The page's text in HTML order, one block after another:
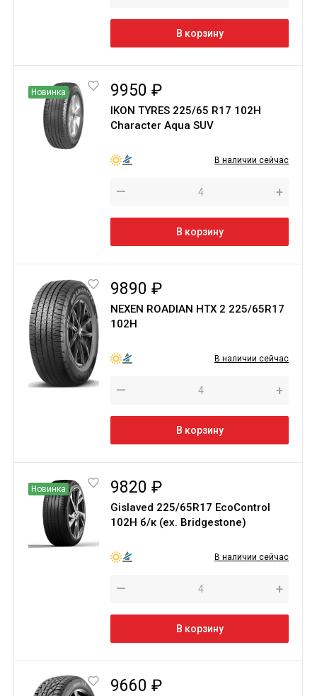
В корзину
Новинка 9950 ₽
IKON TYRES 225/65 R17 102H
Character Aqua SUV
В наличии сейчас
— +
В корзину
9890 ₽
NEXEN ROADIAN HTX 2 225/65R17
102H
В наличии сейчас
— +
В корзину
Новинка 9820 ₽
Gislaved 225/65R17 EcoControl
102H б/к (ex. Bridgestone)
В наличии сейчас
— +
В корзину
9660 ₽